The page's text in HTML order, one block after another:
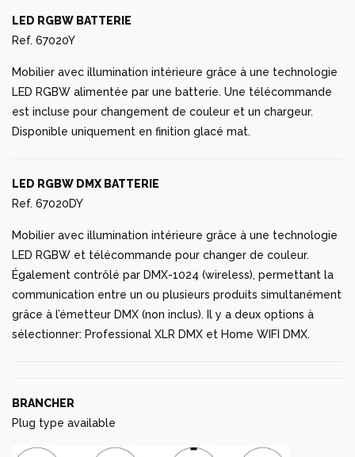
LED RGBW BATTERIE
Ref. 67020Y
Mobilier avec illumination intérieure grâce à une technologie
LED RGBW alimentée par une batterie. Une télécommande
est incluse pour changement de couleur et un chargeur.
Disponible uniquement en finition glacé mat.
LED RGBW DMX BATTERIE
Ref. 67020DY
Mobilier avec illumination intérieure grâce à une technologie
LED RGBW et télécommande pour changer de couleur.
Également contrôlé par DMX-1024 (wireless), permettant la
communication entre un ou plusieurs produits simultanément
grâce à l’émetteur DMX (non inclus). Il y a deux options à
sélectionner: Professional XLR DMX et Home WIFI DMX.
BRANCHER
Plug type available